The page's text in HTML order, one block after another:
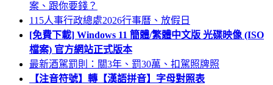
案、跟你要錢？
115人事行政總處2026行事曆、放假日
[免費下載] Windows 11 簡體/繁體中文版 光碟映像 (ISO
檔案) 官方網站正式版本
最新酒駕罰則：關3年、罰30萬、扣駕照牌照
【注音符號】轉【漢語拼音】字母對照表